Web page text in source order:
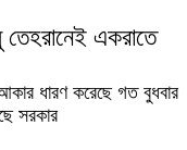
একরাতে
ধারণ করেছে গত বুধবার
সরকার